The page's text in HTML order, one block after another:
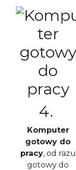
4.
Komputer
gotowy do
pracy, od razu
gotowy do